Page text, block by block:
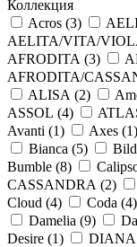
Коллекция
Acros (3)
AELITA/VITA/
AFRODITA (3)
AFRODITA/
ALISA (2)
ASSOL (4)
Avanti (1) Axes (1)
Bianca (5)
Bumble (8)
CASSANDRA (2)
Cloud (4) Coda (4)
Damelia (9)
Desire (1)